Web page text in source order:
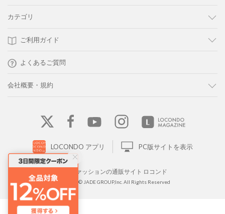
カテゴリ
ご利用ガイド
よくあるご質問
会社概要・規約
LOCONDO アプリ PC版サイトを表示
靴とファッションの通販サイト ロコンド
Copyright © JADE GROUP,Inc. All Rights Reserved